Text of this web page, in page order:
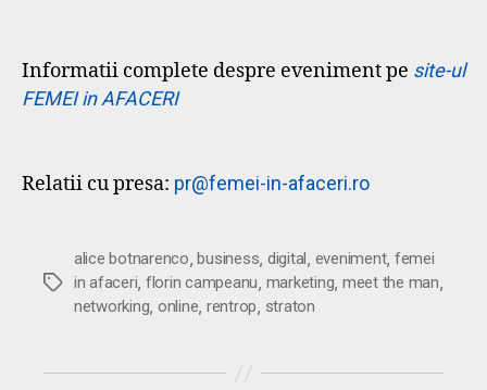
Informatii complete despre eveniment pe site-ul
FEMEI in AFACERI
Relatii cu presa: pr@femei-in-afaceri.ro
Etichete
alice botnarenco,business, digital , eveniment, femei
in afaceri, florin campeanu, marketing, meet the man,
networking, online, rentrop, straton